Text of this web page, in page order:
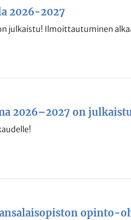
2026-2027
julkaistu! Ilmoittautuminen
2026–2027 on
opinto-